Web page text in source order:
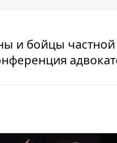
бойцы частной